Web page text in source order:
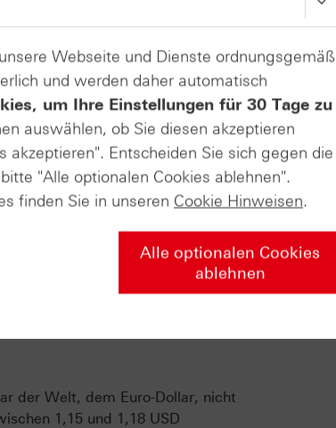
der Welt, dem Euro-Dollar, nicht
1,15 und 1,18 USD
Webseite und Dienste ordnungsgemäß
und werden daher automatisch
um Ihre Einstellungen für 30 Tage zu
auswählen, ob Sie diesen akzeptieren
akzeptieren". Entscheiden Sie sich gegen die
"Alle optionalen Cookies ablehnen".
finden Sie in unseren Cookie Hinweisen.
Alle optionalen Cookies
ablehnen